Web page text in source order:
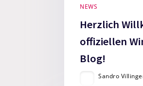
NEWS
Herzlich
offiziellen
Blog!
Sandro